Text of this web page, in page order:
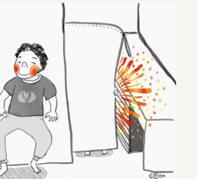
흔한 주말 풍경